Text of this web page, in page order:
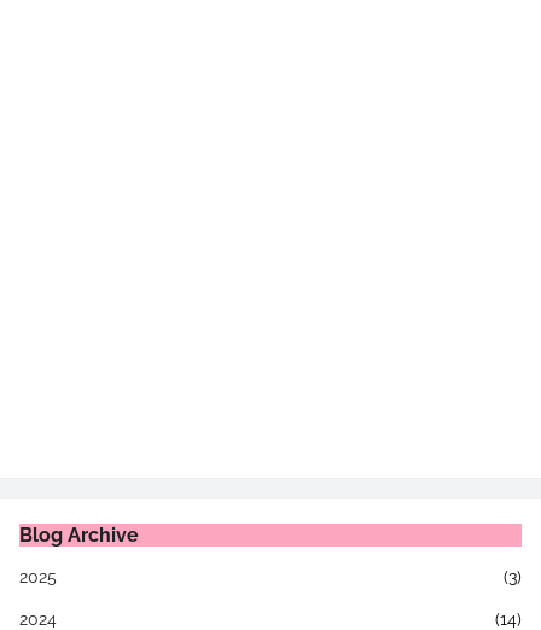
Blog Archive
2025 (3)
2024 (14)